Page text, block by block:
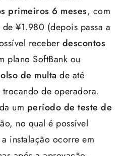
primeiros 6 meses, com
¥1.980 (depois passa a
receber descontos
plano SoftBank ou
de multa de até
de operadora.
um período de teste de
no qual é possível
instalação ocorre em